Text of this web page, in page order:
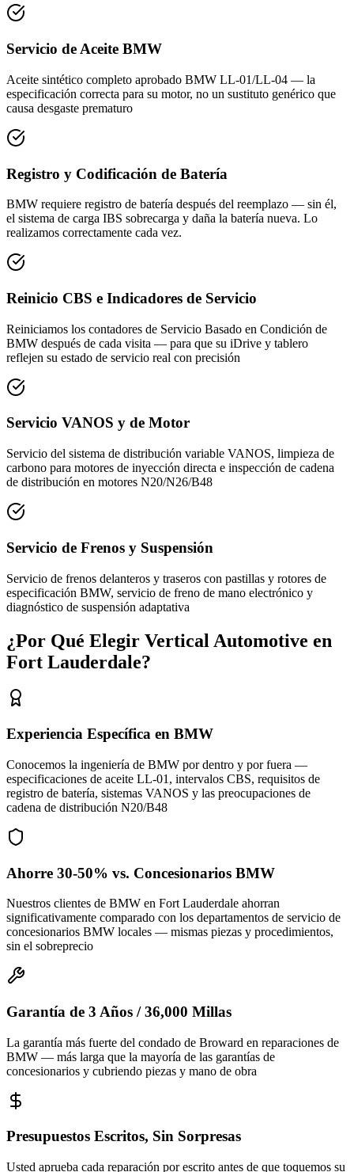
Servicio de Aceite BMW
Aceite sintético completo aprobado BMW LL-01/LL-04 — la
especificación correcta para su motor, no un sustituto genérico que
causa desgaste prematuro
Registro y Codificación de Batería
BMW requiere registro de batería después del reemplazo — sin él,
el sistema de carga IBS sobrecarga y daña la batería nueva. Lo
realizamos correctamente cada vez.
Reinicio CBS e Indicadores de Servicio
Reiniciamos los contadores de Servicio Basado en Condición de
BMW después de cada visita — para que su iDrive y tablero
reflejen su estado de servicio real con precisión
Servicio VANOS y de Motor
Servicio del sistema de distribución variable VANOS, limpieza de
carbono para motores de inyección directa e inspección de cadena
de distribución en motores N20/N26/B48
Servicio de Frenos y Suspensión
Servicio de frenos delanteros y traseros con pastillas y rotores de
especificación BMW, servicio de freno de mano electrónico y
diagnóstico de suspensión adaptativa
¿Por Qué Elegir Vertical Automotive en
Fort Lauderdale?
Experiencia Específica en BMW
Conocemos la ingeniería de BMW por dentro y por fuera —
especificaciones de aceite LL-01, intervalos CBS, requisitos de
registro de batería, sistemas VANOS y las preocupaciones de
cadena de distribución N20/B48
Ahorre 30-50% vs. Concesionarios BMW
Nuestros clientes de BMW en Fort Lauderdale ahorran
significativamente comparado con los departamentos de servicio de
concesionarios BMW locales — mismas piezas y procedimientos,
sin el sobreprecio
Garantía de 3 Años / 36,000 Millas
La garantía más fuerte del condado de Broward en reparaciones de
BMW — más larga que la mayoría de las garantías de
concesionarios y cubriendo piezas y mano de obra
Presupuestos Escritos, Sin Sorpresas
Usted aprueba cada reparación por escrito antes de que toquemos su